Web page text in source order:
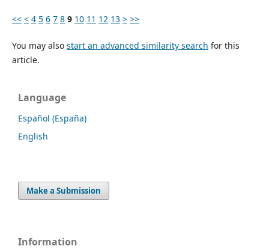
<< < 4 5 6 7 8 9 10 11 12 13 > >>
You may also start an advanced similarity search for this
article.
Language
Español (España)
English
Make a Submission
Information